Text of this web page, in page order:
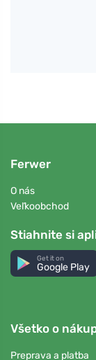
Ferwer
O nás
Veľkoobchod
Stiahnite si
Get it on
Google Play
Všetko o
Preprava a platba